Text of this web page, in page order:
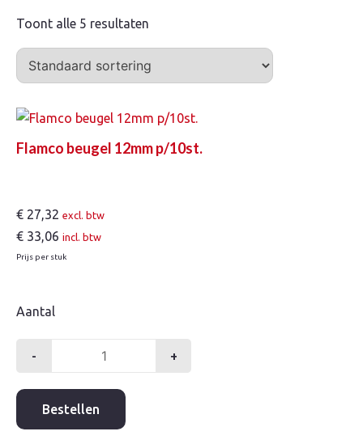
Toont alle 5 resultaten
Flamco beugel 12mm p/10st.
€ 27,32 excl. btw
€ 33,06 incl. btw
Prijs per stuk
Aantal
-
beugel
12mm
p/10st.
+
Bestellen